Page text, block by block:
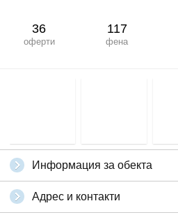
36
оферти
117
фена
Информация за обекта
Адрес и контакти